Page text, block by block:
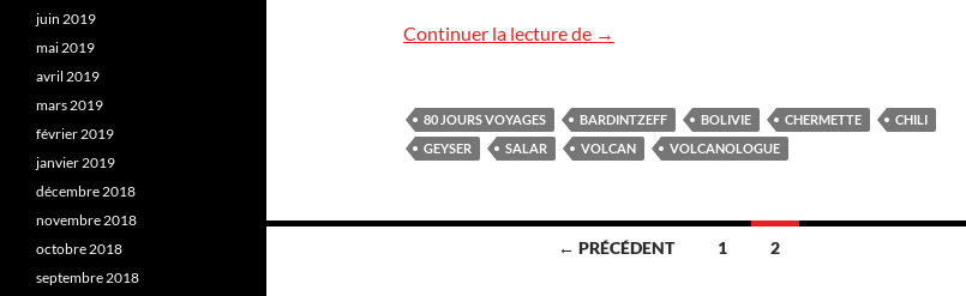
Continuer la lecture de Voyage Bolivie Chili
→
80 JOURS VOYAGES BARDINTZEFF BOLIVIE CHERMETTE
CHILI
GEYSER
SALAR VOLCAN VOLCANOLOGUE
← PRÉCÉDENT 1 2
juin 2019
mai 2019
avril 2019
mars 2019
février 2019
janvier 2019
décembre 2018
novembre 2018
octobre 2018
septembre 2018